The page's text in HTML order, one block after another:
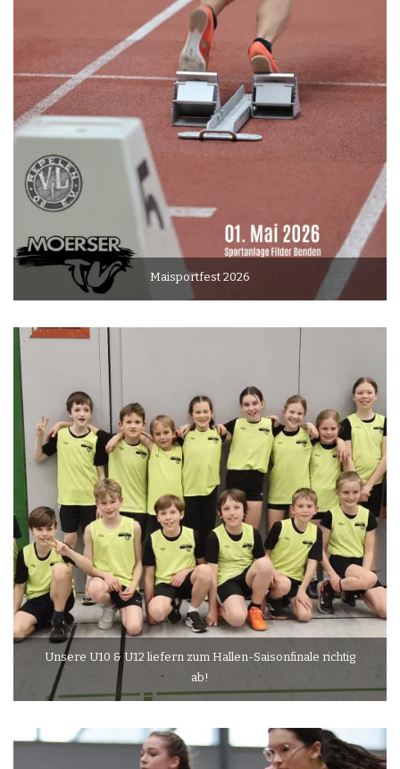
Maisportfest 2026
Unsere U10 & U12 liefern zum Hallen-Saisonfinale richtig
ab!